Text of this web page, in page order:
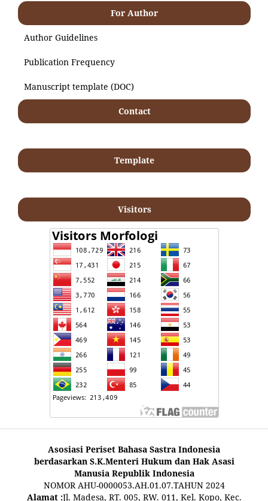
For Author
Author Guidelines
Publication Frequency
Manuscript template (DOC)
Contact
Template
Visitors
Asosiasi Periset Bahasa Sastra Indonesia
berdasarkan S.K.Menteri Hukum dan Hak Asasi
Manusia Republik Indonesia
NOMOR AHU-0000053.AH.01.07.TAHUN 2024
Alamat :Jl. Madesa, RT. 005, RW. 011, Kel. Kopo, Kec.